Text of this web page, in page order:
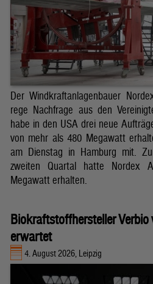
Der Windkraftanlagenbauer
rege Nachfrage aus den
habe in den USA drei neue
von mehr als 480 Megawatt
am Dienstag in Hamburg mit.
zweiten Quartal hatte Nordex
Megawatt erhalten.
Biokraftstoffhersteller Verbio
erwartet
4. August 2026, Leipzig